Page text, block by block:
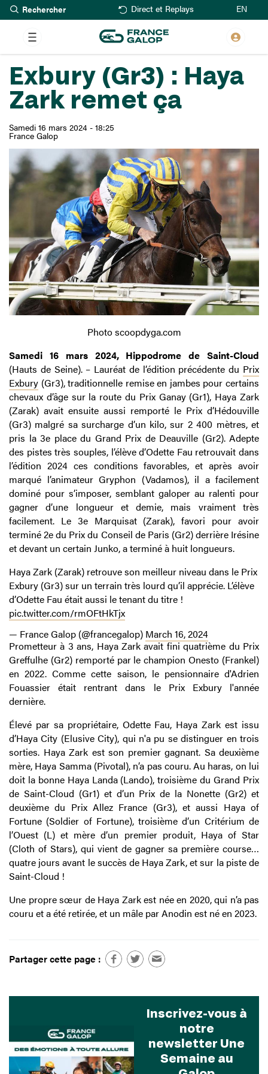
Aller
au
contenu
principal
Rechercher Direct et Replays EN
Exbury (Gr3) : Haya
Zark remet ça
Samedi 16 mars 2024 - 18:25
France Galop
Photo scoopdyga.com
Samedi 16 mars 2024, Hippodrome de Saint-Cloud
(Hauts de Seine). – Lauréat de l’édition précédente du Prix
Exbury (Gr3), traditionnelle remise en jambes pour certains
chevaux d’âge sur la route du Prix Ganay (Gr1), Haya Zark
(Zarak) avait ensuite aussi remporté le Prix d’Hédouville
(Gr3) malgré sa surcharge d’un kilo, sur 2 400 mètres, et
pris la 3e place du Grand Prix de Deauville (Gr2). Adepte
des pistes très souples, l’élève d’Odette Fau retrouvait dans
l’édition 2024 ces conditions favorables, et après avoir
marqué l’animateur Gryphon (Vadamos), il a facilement
dominé pour s’imposer, semblant galoper au ralenti pour
gagner d’une longueur et demie, mais vraiment très
facilement. Le 3e Marquisat (Zarak), favori pour avoir
terminé 2e du Prix du Conseil de Paris (Gr2) derrière Irésine
et devant un certain Junko, a terminé à huit longueurs.
Haya Zark (Zarak) retrouve son meilleur niveau dans le Prix
Exbury (Gr3) sur un terrain très lourd qu’il apprécie. L’élève
d’Odette Fau était aussi le tenant du titre !
pic.twitter.com/rmOFtHkTjx
— France Galop (@francegalop) March 16, 2024
Prometteur à 3 ans, Haya Zark avait fini quatrième du Prix
Greffulhe (Gr2) remporté par le champion Onesto (Frankel)
en 2022. Comme cette saison, le pensionnaire d'Adrien
Fouassier était rentrant dans le Prix Exbury l'année
dernière.
Élevé par sa propriétaire, Odette Fau, Haya Zark est issu
d’Haya City (Elusive City), qui n'a pu se distinguer en trois
sorties. Haya Zark est son premier gagnant. Sa deuxième
mère, Haya Samma (Pivotal), n’a pas couru. Au haras, on lui
doit la bonne Haya Landa (Lando), troisième du Grand Prix
de Saint-Cloud (Gr1) et d’un Prix de la Nonette (Gr2) et
deuxième du Prix Allez France (Gr3), et aussi Haya of
Fortune (Soldier of Fortune), troisième d’un Critérium de
l’Ouest (L) et mère d’un premier produit, Haya of Star
(Cloth of Stars), qui vient de gagner sa première course…
quatre jours avant le succès de Haya Zark, et sur la piste de
Saint-Cloud !
Une propre sœur de Haya Zark est née en 2020, qui n’a pas
couru et a été retirée, et un mâle par Anodin est né en 2023.
Partager cette page :
Inscrivez-vous à
notre
newsletter Une
Semaine au